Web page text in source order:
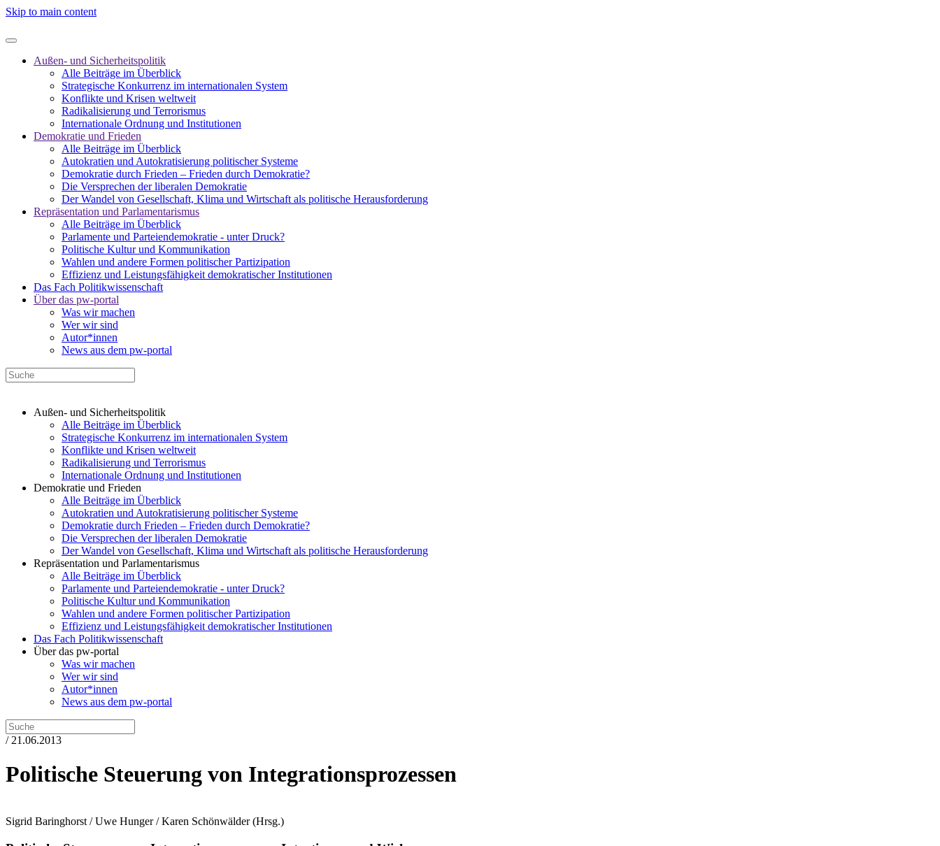
Skip to main content
Außen- und Sicherheitspolitik
Alle Beiträge im Überblick
Strategische Konkurrenz im internationalen System
Konflikte und Krisen weltweit
Radikalisierung und Terrorismus
Internationale Ordnung und Institutionen
Demokratie und Frieden
Alle Beiträge im Überblick
Autokratien und Autokratisierung politischer Systeme
Demokratie durch Frieden – Frieden durch Demokratie?
Die Versprechen der liberalen Demokratie
Der Wandel von Gesellschaft, Klima und Wirtschaft als politische Herausforderung
Repräsentation und Parlamentarismus
Alle Beiträge im Überblick
Parlamente und Parteiendemokratie - unter Druck?
Politische Kultur und Kommunikation
Wahlen und andere Formen politischer Partizipation
Effizienz und Leistungsfähigkeit demokratischer Institutionen
Das Fach Politikwissenschaft
Über das pw-portal
Was wir machen
Wer wir sind
Autor*innen
News aus dem pw-portal
Außen- und Sicherheitspolitik
Alle Beiträge im Überblick
Strategische Konkurrenz im internationalen System
Konflikte und Krisen weltweit
Radikalisierung und Terrorismus
Internationale Ordnung und Institutionen
Demokratie und Frieden
Alle Beiträge im Überblick
Autokratien und Autokratisierung politischer Systeme
Demokratie durch Frieden – Frieden durch Demokratie?
Die Versprechen der liberalen Demokratie
Der Wandel von Gesellschaft, Klima und Wirtschaft als politische Herausforderung
Repräsentation und Parlamentarismus
Alle Beiträge im Überblick
Parlamente und Parteiendemokratie - unter Druck?
Politische Kultur und Kommunikation
Wahlen und andere Formen politischer Partizipation
Effizienz und Leistungsfähigkeit demokratischer Institutionen
Das Fach Politikwissenschaft
Über das pw-portal
Was wir machen
Wer wir sind
Autor*innen
News aus dem pw-portal
/ 21.06.2013
Politische Steuerung von Integrationsprozessen
Sigrid Baringhorst / Uwe Hunger / Karen Schönwälder(Hrsg.)